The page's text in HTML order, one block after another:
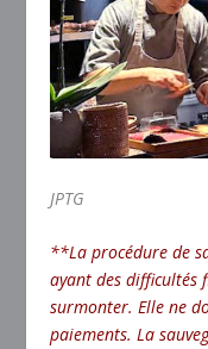
JPTG
**La procédure de
ayant des difficultés
surmonter. Elle ne
paiements. La